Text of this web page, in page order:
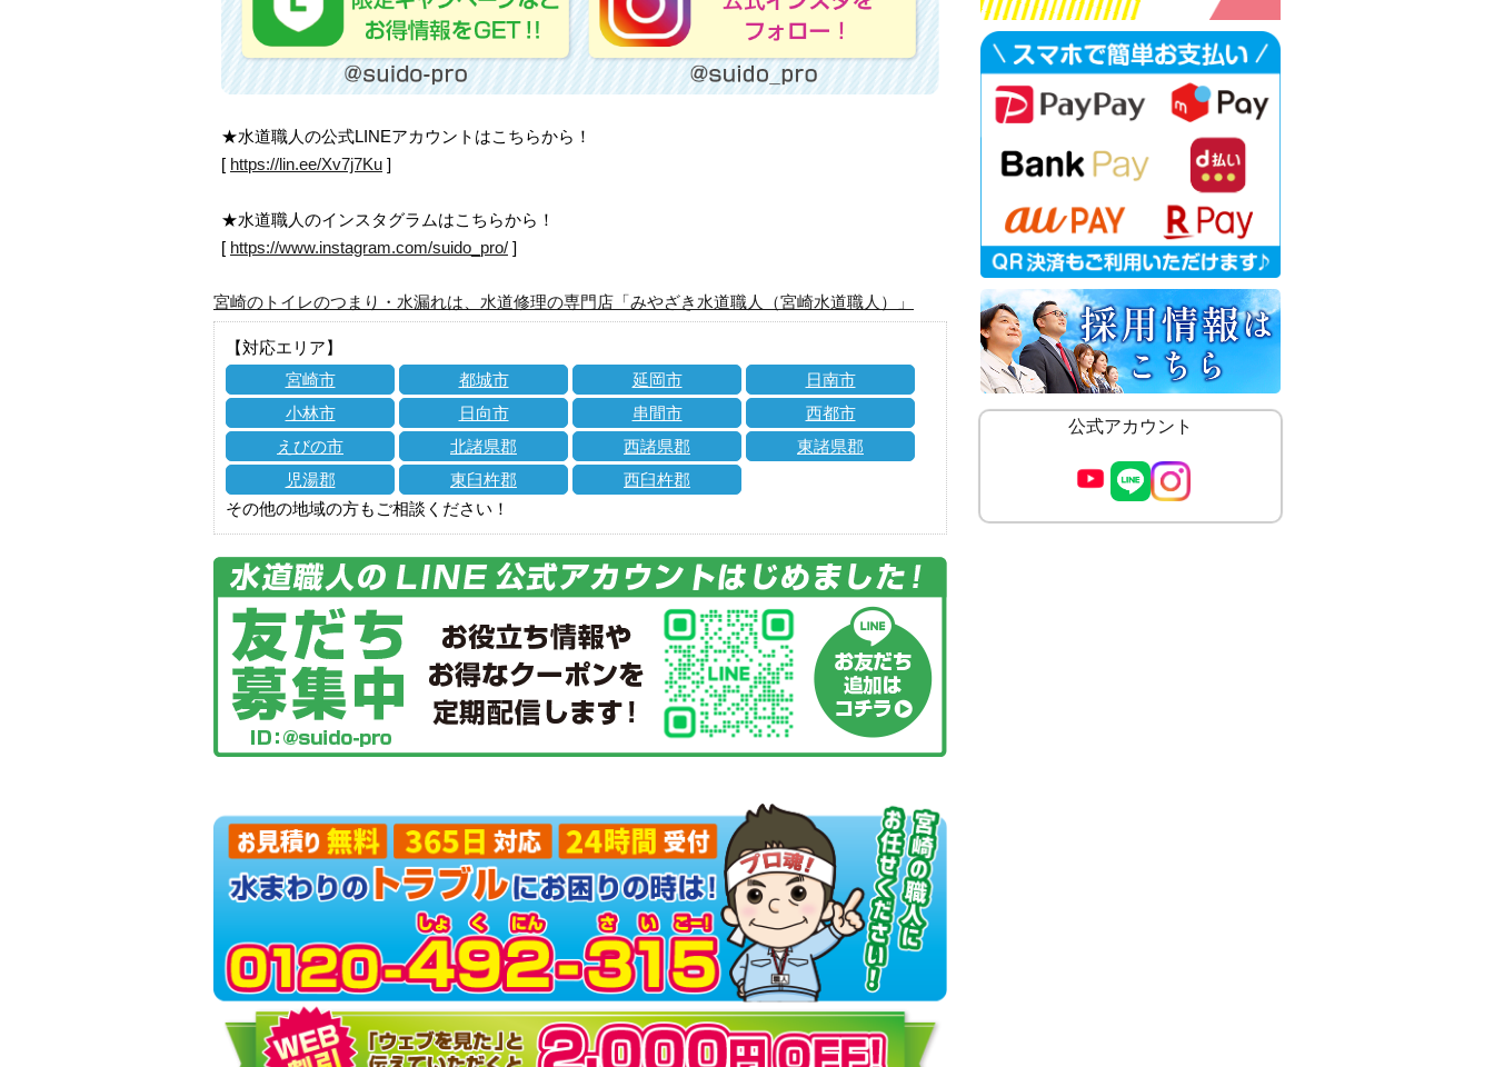
★水道職人の公式LINEアカウントはこちらから！
[ https://lin.ee/Xv7j7Ku ]
★水道職人のインスタグラムはこちらから！
[ https://www.instagram.com/suido_pro/ ]
宮崎のトイレのつまり・水漏れは、水道修理の専門店「みやざき水道職人（宮崎水道職人）」
【対応エリア】
宮崎市
都城市 延岡市
日南市
小林市
日向市 串間市
西都市
えびの市
北諸県郡 西諸県郡
東諸県郡
児湯郡
東臼杵郡
西臼杵郡
その他の地域の方もご相談ください！
公式アカウント